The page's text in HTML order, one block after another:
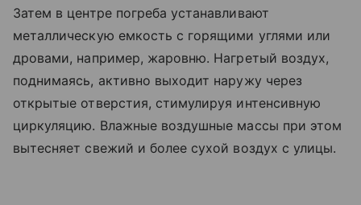
Затем в центре погреба устанавливают
металлическую емкость с горящими углями или
дровами, например, жаровню. Нагретый воздух,
поднимаясь, активно выходит наружу через
открытые отверстия, стимулируя интенсивную
циркуляцию. Влажные воздушные массы при этом
вытесняет свежий и более сухой воздух с улицы.